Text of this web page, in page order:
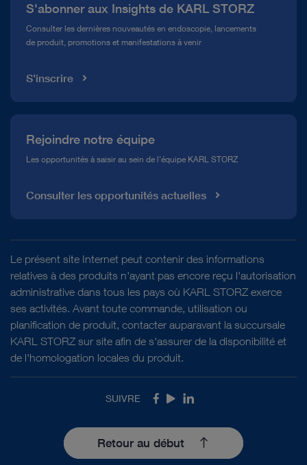
Service télé-assistance Conformité
Médiathèque
S'abonner aux Insights de KARL STORZ
Consulter les dernières nouveautés en endoscopie, lancements
de produit, promotions et manifestations à venir
S'inscrire
Rejoindre notre équipe
Les opportunités à saisir au sein de l'équipe KARL STORZ
Consulter les opportunités actuelles
Le présent site Internet peut contenir des informations
relatives à des produits n'ayant pas encore reçu l'autorisation
administrative dans tous les pays où KARL STORZ exerce
ses activités. Avant toute commande, utilisation ou
planification de produit, contacter auparavant la succursale
KARL STORZ sur site afin de s'assurer de la disponibilité et
de l'homologation locales du produit.
SUIVRE Facebook
YoutubeLinkedIn
Retour au début